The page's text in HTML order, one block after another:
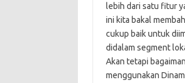
lebih dari satu fitur
ini kita bakal
cukup baik untuk
didalam segment
Akan tetapi
menggunakan